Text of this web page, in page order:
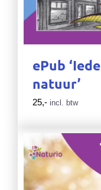
ePub
natuur’
25,- incl. btw